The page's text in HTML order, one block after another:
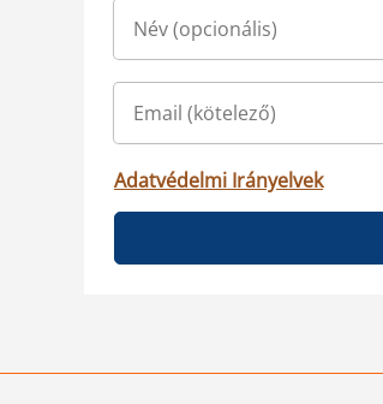
Adatvédelmi Irányelvek